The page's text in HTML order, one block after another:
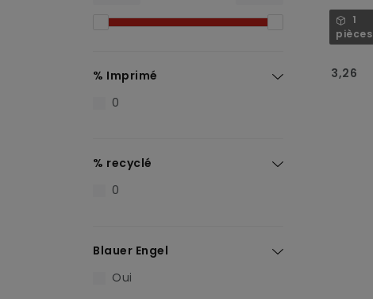
% Imprimé
0
% recyclé
0
Blauer Engel
Oui
1
pièces
3,26